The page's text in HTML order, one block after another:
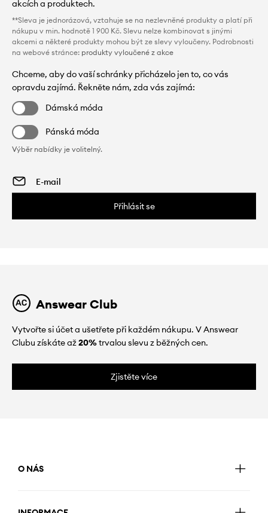
akcích a produktech.
**Sleva je jednorázová, vztahuje se na nezlevněné produkty a platí při
nákupu v min. hodnotě 1 900 Kč. Slevu nelze kombinovat s jinými
akcemi a některé produkty mohou být ze slevy vyloučeny. Podrobnosti
na webové stránce: produkty vyloučené z akce
Chceme, aby do vaší schránky přicházelo jen to, co vás
opravdu zajímá. Řekněte nám, zda vás zajímá:
Dámská móda
Pánská móda
Výběr nabídky je volitelný.
Přihlásit se
Answear Club
Vytvořte si účet a ušetřete při každém nákupu. V Answear
Clubu získáte až20%trvalou slevu z běžných cen.
Zjistěte více
O NÁS